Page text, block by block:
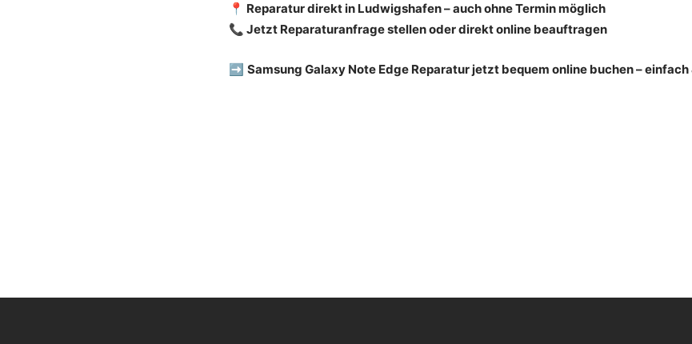
📍 Reparatur direkt in Ludwigshafen – auch ohne Termin möglich
📞 Jetzt Reparaturanfrage stellen oder direkt online beauftragen
➡️ Samsung Galaxy Note Edge Reparatur jetzt bequem online buchen –